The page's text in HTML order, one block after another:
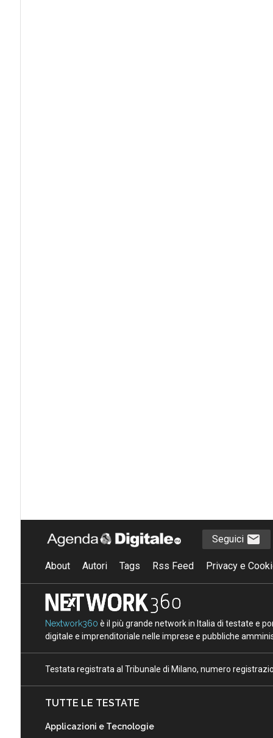
Seguici
About Autori Tags Rss Feed Privacy e
Nextwork360 è il più grande network in Italia di testate e
digitale e imprenditoriale nelle imprese e pubbliche
Testata registrata al Tribunale di Milano, numero
TUTTE LE TESTATE
Applicazioni e Tecnologie